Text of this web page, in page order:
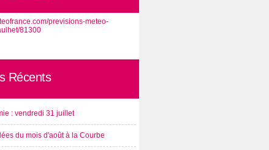
previsions-meteo-
81300
Récents
: vendredi 31 juillet
du mois d'août à la Courbe